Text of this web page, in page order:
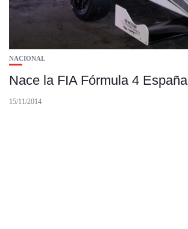
NACIONAL
Nace la FIA Fórmula 4 España
15/11/2014